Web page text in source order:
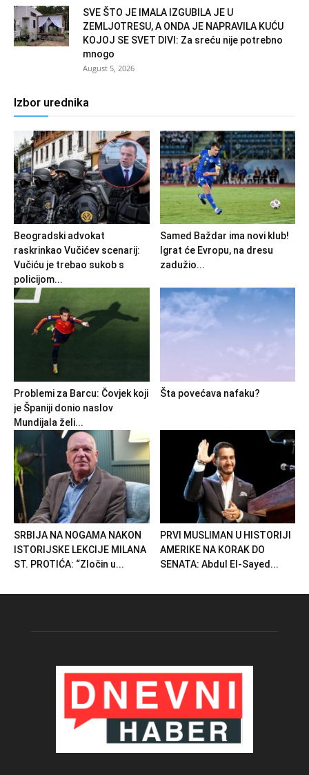
SVE ŠTO JE IMALA IZGUBILA JE U
ZEMLJOTRESU, A ONDA JE NAPRAVILA KUĆU
KOJOJ SE SVET DIVI: Za sreću nije potrebno
mnogo
August 5, 2026
Izbor urednika
Beogradski advokat
raskrinkao Vučićev scenarij:
Vučiću je trebao sukob s
policijom...
Samed Baždar ima novi klub!
Igrat će Evropu, na dresu
zadužio...
Problemi za Barcu: Čovjek koji
je Španiji donio naslov
Mundijala želi...
Šta povećava nafaku?
SRBIJA NA NOGAMA NAKON
ISTORIJSKE LEKCIJE MILANA
ST. PROTIĆA: “Zločin u...
PRVI MUSLIMAN U HISTORIJI
AMERIKE NA KORAK DO
SENATA: Abdul El-Sayed...